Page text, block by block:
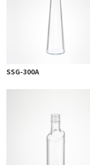
SSG-300A